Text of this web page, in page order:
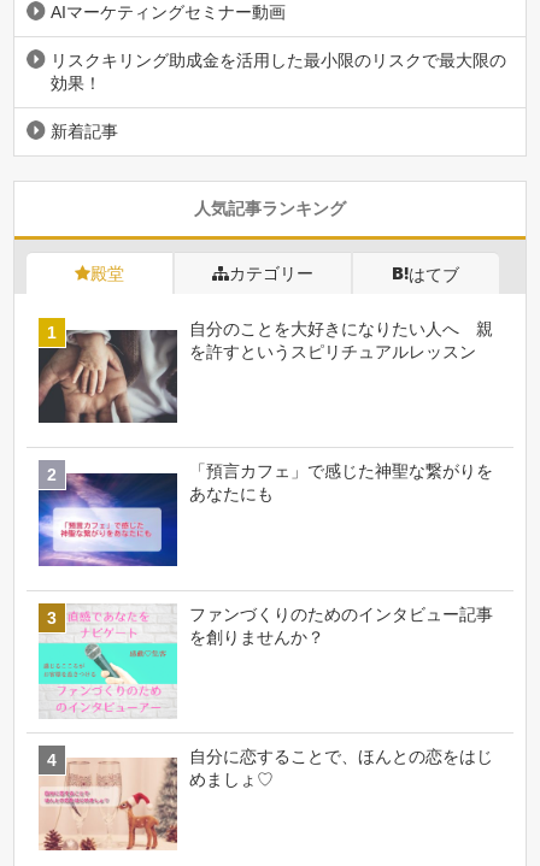
AIマーケティングセミナー動画
リスクキリング助成金を活用した最小限のリスクで最大限の
効果！
新着記事
人気記事ランキング
殿堂 カテゴリー はてブ
自分のことを大好きになりたい人へ 親
を許すというスピリチュアルレッスン
「預言カフェ」で感じた神聖な繋がりを
あなたにも
ファンづくりのためのインタビュー記事
を創りませんか？
自分に恋することで、ほんとの恋をはじ
めましょ♡